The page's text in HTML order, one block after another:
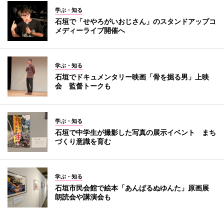
学ぶ・知る
石垣で「せやろがいおじさん」のスタンドアップコ
メディーライブ開催へ
学ぶ・知る
石垣でドキュメンタリー映画「骨を掘る男」上映
会 監督トークも
学ぶ・知る
石垣で中学生が撮影した写真の展示イベント まち
づくり意識を育む
学ぶ・知る
石垣市民会館で絵本「あんぱるぬゆんた」原画展
朗読会や講演会も